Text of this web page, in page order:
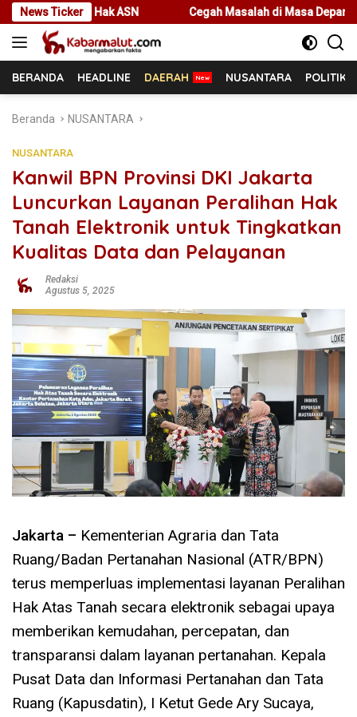
Langsung
ke
konten
News Ticker
ASN Cegah Masalah di Masa Depan, Menteri Nusron Ajak
BERANDA HEADLINE DAERAH NUSANTARA POLITIK
Beranda NUSANTARA
NUSANTARA
Kanwil BPN Provinsi DKI Jakarta
Luncurkan Layanan Peralihan Hak
Tanah Elektronik untuk Tingkatkan
Kualitas Data dan Pelayanan
Redaksi
Agustus 5, 2025
Jakarta – Kementerian Agraria dan Tata
Ruang/Badan Pertanahan Nasional (ATR/BPN)
terus memperluas implementasi layanan Peralihan
Hak Atas Tanah secara elektronik sebagai upaya
memberikan kemudahan, percepatan, dan
transparansi dalam layanan pertanahan. Kepala
Pusat Data dan Informasi Pertanahan dan Tata
Ruang (Kapusdatin), I Ketut Gede Ary Sucaya,